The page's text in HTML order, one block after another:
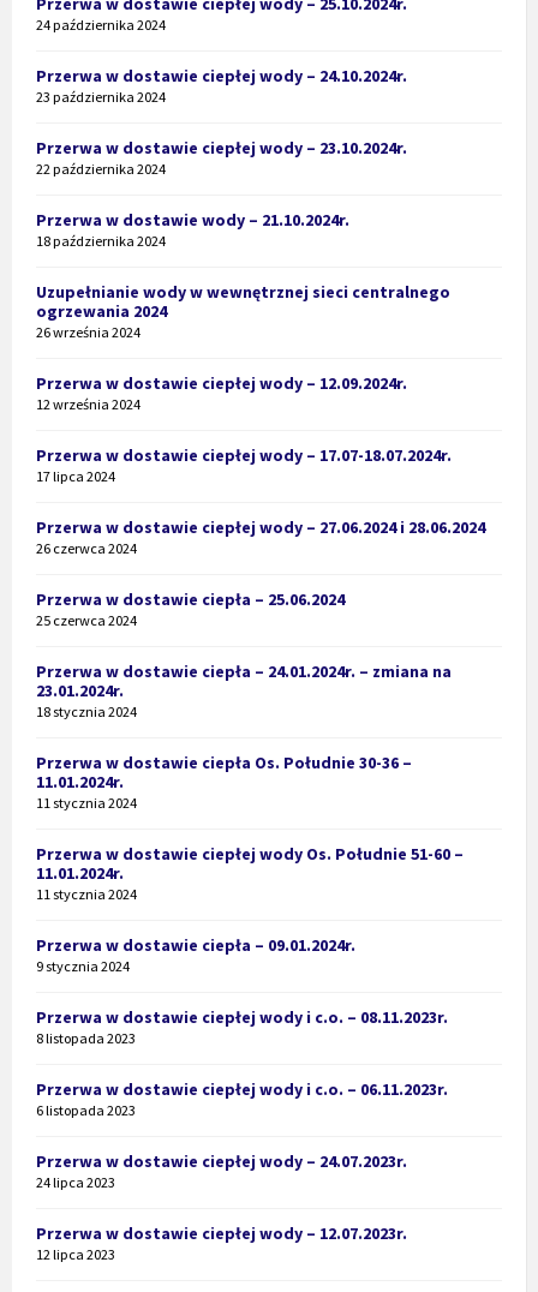
24 października 2024
Przerwa w dostawie ciepłej wody – 24.10.2024r.
23 października 2024
Przerwa w dostawie ciepłej wody – 23.10.2024r.
22 października 2024
Przerwa w dostawie wody – 21.10.2024r.
18 października 2024
Uzupełnianie wody w wewnętrznej sieci centralnego
ogrzewania 2024
26 września 2024
Przerwa w dostawie ciepłej wody – 12.09.2024r.
12 września 2024
Przerwa w dostawie ciepłej wody – 17.07-18.07.2024r.
17 lipca 2024
Przerwa w dostawie ciepłej wody – 27.06.2024 i 28.06.2024
26 czerwca 2024
Przerwa w dostawie ciepła – 25.06.2024
25 czerwca 2024
Przerwa w dostawie ciepła – 24.01.2024r. – zmiana na
23.01.2024r.
18 stycznia 2024
Przerwa w dostawie ciepła Os. Południe 30-36 –
11.01.2024r.
11 stycznia 2024
Przerwa w dostawie ciepłej wody Os. Południe 51-60 –
11.01.2024r.
11 stycznia 2024
Przerwa w dostawie ciepła – 09.01.2024r.
9 stycznia 2024
Przerwa w dostawie ciepłej wody i c.o. – 08.11.2023r.
8 listopada 2023
Przerwa w dostawie ciepłej wody i c.o. – 06.11.2023r.
6 listopada 2023
Przerwa w dostawie ciepłej wody – 24.07.2023r.
24 lipca 2023
Przerwa w dostawie ciepłej wody – 12.07.2023r.
12 lipca 2023